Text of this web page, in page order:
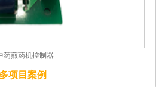
药煎药机控制器
项目案例